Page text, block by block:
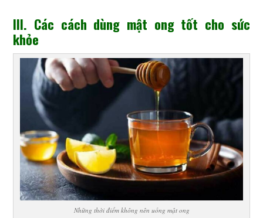
III. Các cách dùng mật ong tốt cho sức
khỏe
Những thời điểm không nên uống mật ong